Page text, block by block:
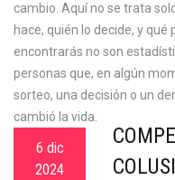
cambio. Aquí no se trata
hace, quién lo decide, y
encontrarás no son
personas que, en algún
sorteo, una decisión o un
cambió la vida.
6 dic
2024